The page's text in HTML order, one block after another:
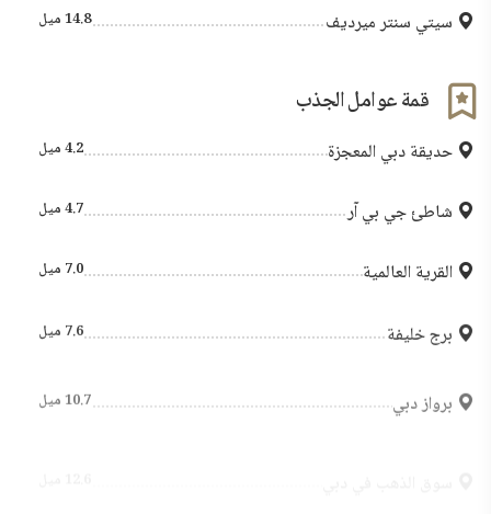
سيتي سنتر ميرديف 14.8 ميل
قمة عوامل الجذب
حديقة دبي المعجزة 4.2 ميل
شاطئ جي بي آر 4.7 ميل
القرية العالمية 7.0 ميل
برج خليفة 7.6 ميل
برواز دبي 10.7 ميل